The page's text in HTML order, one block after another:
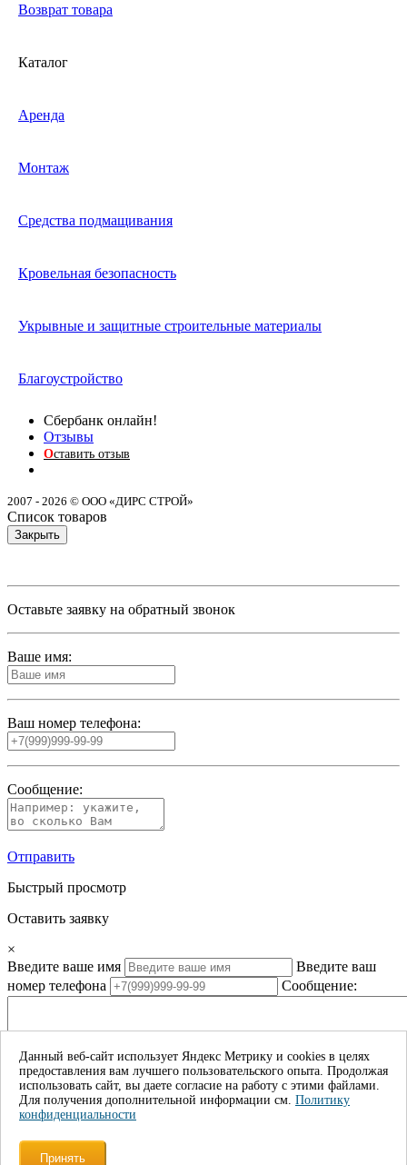
Возврат товара
Каталог
Аренда
Монтаж
Средства подмащивания
Кровельная безопасность
Укрывные и защитные строительные материалы
Благоустройство
Сбербанк онлайн!
Отзывы
Оставить отзыв
2007 - 2026 © ООО «ДИРС СТРОЙ»
Список товаров
Закрыть
Оставьте заявку на обратный звонок
Ваше имя:
Ваш номер телефона:
Сообщение:
Отправить
Быстрый просмотр
Оставить заявку
×
Введите ваше имя
Введите ваш
номер телефона
Сообщение:
Даю согласие на обработку
моих личных данных*
Отправить
Данный веб-сайт использует Яндекс Метрику и cookies в целях
предоставления вам лучшего пользовательского опыта. Продолжая
использовать сайт, вы даете согласие на работу с этими файлами.
Для получения дополнительной информации см. Политику
конфиденциальности
Принять